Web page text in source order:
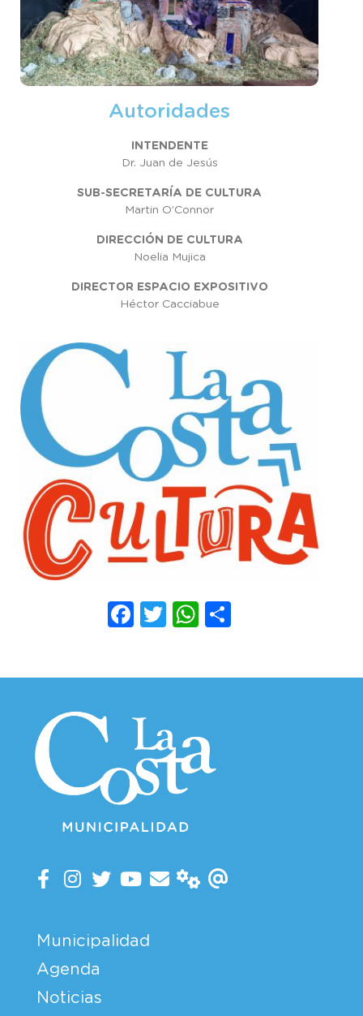
Autoridades
INTENDENTE
Dr. Juan de Jesús
SUB-SECRETARÍA DE CULTURA
Martin O’Connor
DIRECCIÓN DE CULTURA
Noelia Mujica
DIRECTOR ESPACIO EXPOSITIVO
Héctor Cacciabue
Facebook
TwitterWhatsApp
Municipalidad
Agenda
Noticias